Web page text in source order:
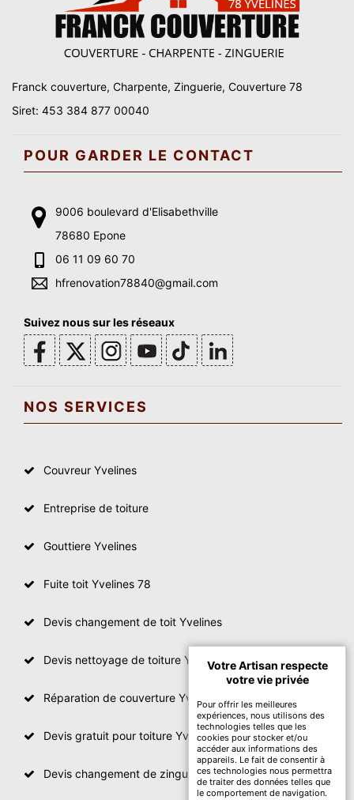
Franck couverture, Charpente, Zinguerie, Couverture 78
Siret: 453 384 877 00040
POUR GARDER LE CONTACT
9006 boulevard d'Elisabethville
78680 Epone
06 11 09 60 70
hfrenovation78840@gmail.com
Suivez nous sur les réseaux
NOS SERVICES
Couvreur Yvelines
Entreprise de toiture
Gouttiere Yvelines
Fuite toit Yvelines 78
Devis changement de toit Yvelines
Devis nettoyage de toiture Yvelines
Réparation de couverture Yvelines
Devis gratuit pour toiture Yvelines
Devis changement de zinguerie Yvelines
Votre Artisan respecte
votre vie privée
Pour offrir les meilleures
expériences, nous utilisons des
technologies telles que les
cookies pour stocker et/ou
accéder aux informations des
appareils. Le fait de consentir à
ces technologies nous permettra
de traiter des données telles que
le comportement de navigation.